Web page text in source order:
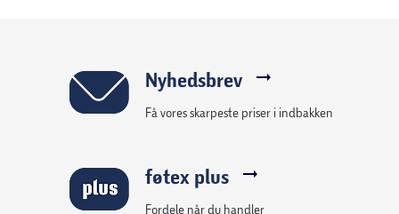
Nyhedsbrev
Få vores skarpeste priser i indbakken
føtex plus
Fordele når du handler